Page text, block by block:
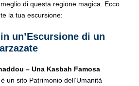
di questa regione magica. Ecco
la tua escursione:
un’Escursione di un
– Una Kasbah Famosa
un sito Patrimonio dell’Umanità